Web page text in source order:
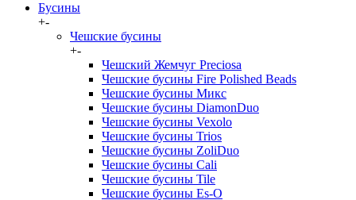
Бусины
+-
Чешские бусины
+-
Чешский Жемчуг Preciosa
Чешские бусины Fire Polished Beads
Чешские бусины Микс
Чешские бусины DiamonDuo
Чешские бусины Vexolo
Чешские бусины Trios
Чешские бусины ZoliDuo
Чешские бусины Cali
Чешские бусины Tile
Чешские бусины Es-O